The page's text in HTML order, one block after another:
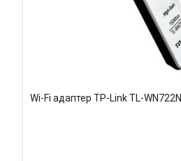
Wi-Fi адаптер TP-Link TL-WN722N